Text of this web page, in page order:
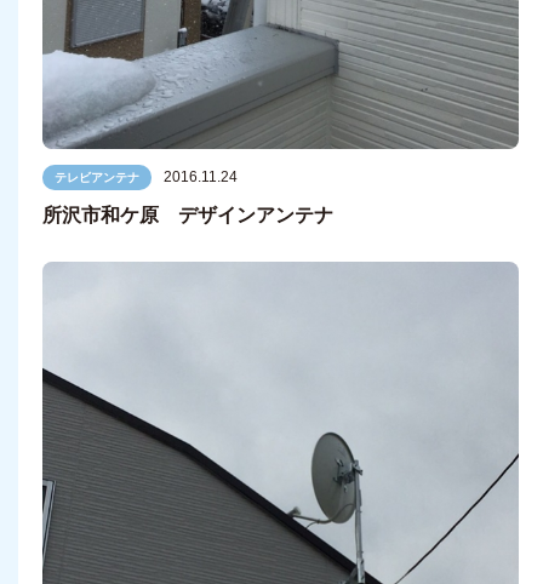
テレビアンテナ 2016.11.24
所沢市和ケ原 デザインアンテナ